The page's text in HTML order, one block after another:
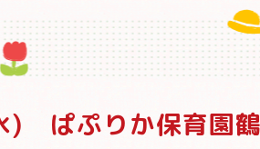
) ぱぷりか保育園